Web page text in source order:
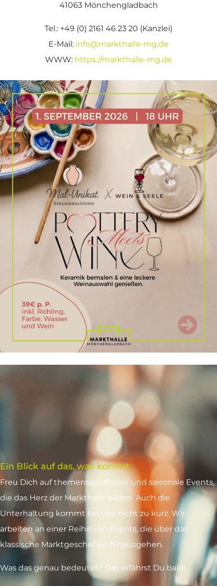
41063 Mönchengladbach
Tel.: +49 (0) 2161 46 23 20 (Kanzlei)
E-Mail: info@markthalle-mg.de
WWW: https://markthalle-mg.de
Ein Blick auf das, was kommt
Freu Dich auf themenspezifische und saisonale Events,
die das Herz der Markthalle bilden. Auch die
Unterhaltung kommt bei uns nicht zu kurz. Wir
arbeiten an einer Reihe von Events, die über das
klassische Marktgeschehen hinausgehen.
Was das genau bedeutet? Das erfährst Du bald!